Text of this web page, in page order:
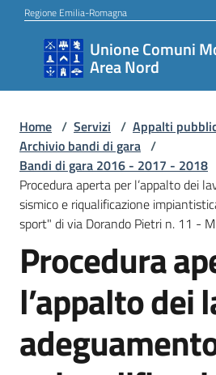
Vai al contenuto
Vai alla navigazione
Vai al footer
Regione Emilia-Romagna
Unione Comuni
Area Nord
Unione
Comuni
Area
Nord
Amministrazione
Novità
Servizi
Home / Servizi / Appalti
Archivio bandi di gara /
Bandi di gara 2016 - 2017 - 2018
Procedura aperta per l’appalto dei
sismico e riqualificazione
sport" di via Dorando Pietri n. 11 -
Procedura
l’appalto dei